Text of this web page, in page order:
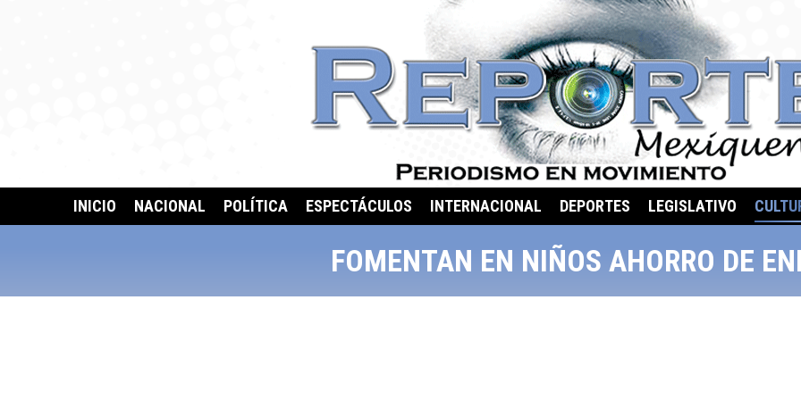
INICIO NACIONAL POLÍTICA ESPECTÁCULOS INTERNACIONAL DEPORTES LEGISLATIVO
FOMENTAN EN NIÑOS AHORRO DE